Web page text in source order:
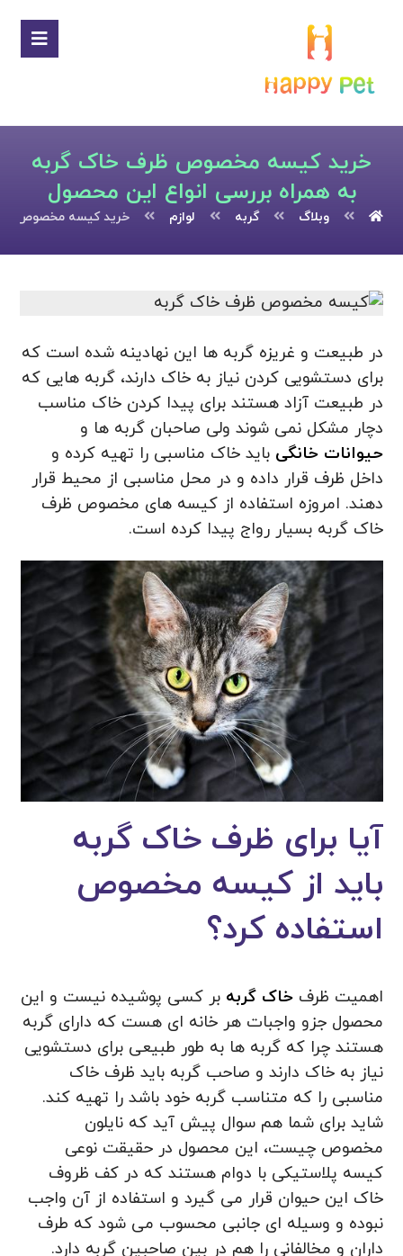
خرید کیسه مخصوص ظرف خاک گربه
به همراه بررسی انواع این محصول
وبلاگ گربه لوازم خرید کیسه مخصوص
در طبیعت و غریزه گربه ها این نهادینه شده است که
برای دستشویی کردن نیاز به خاک دارند، گربه هایی که
در طبیعت آزاد هستند برای پیدا کردن خاک مناسب
دچار مشکل نمی شوند ولی صاحبان گربه ها و
حیوانات خانگی باید خاک مناسبی را تهیه کرده و
داخل ظرف قرار داده و در محل مناسبی از محیط قرار
دهند. امروزه استفاده از کیسه های مخصوص ظرف
خاک گربه بسیار رواج پیدا کرده است.
آیا برای ظرف خاک گربه
باید از کیسه مخصوص
استفاده کرد؟
اهمیت ظرفخاک گربه بر کسی پوشیده نیست و این
محصول جزو واجبات هر خانه ای هست که دارای گربه
هستند چرا که گربه ها به طور طبیعی برای دستشویی
نیاز به خاک دارند و صاحب گربه باید ظرف خاک
مناسبی را که متناسب گربه خود باشد را تهیه کند.
شاید برای شما هم سوال پیش آید که نایلون
مخصوص چیست، این محصول در حقیقت نوعی
کیسه پلاستیکی با دوام هستند که در کف ظروف
خاک این حیوان قرار می گیرد و استفاده از آن واجب
نبوده و وسیله ای جانبی محسوب می شود که طرف
داران و مخالفانی را هم در بین صاحبین گربه دارد.